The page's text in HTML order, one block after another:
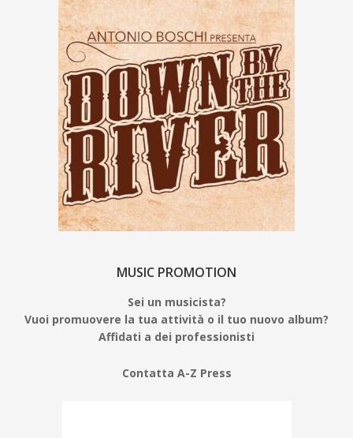
MUSIC PROMOTION
Sei un musicista?
Vuoi promuovere la tua attività o il tuo nuovo album?
Affidati a dei professionisti
Contatta A-Z Press